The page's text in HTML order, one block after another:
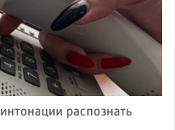
распознать